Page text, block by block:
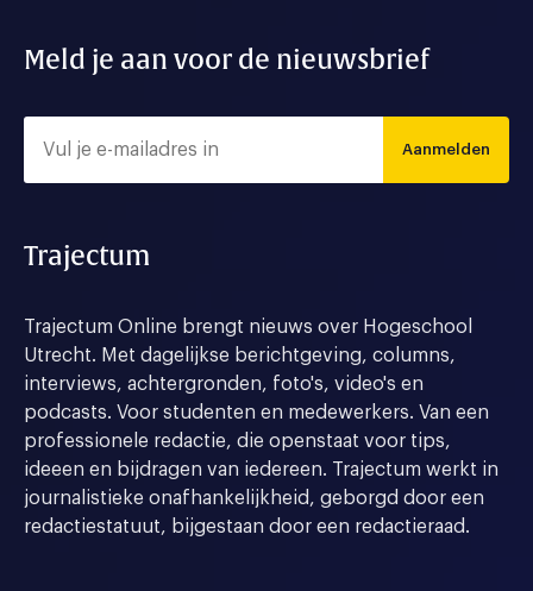
Meld je aan voor de nieuwsbrief
Aanmelden
Trajectum
Trajectum Online brengt nieuws over Hogeschool
Utrecht. Met dagelijkse berichtgeving, columns,
interviews, achtergronden, foto's, video's en
podcasts. Voor studenten en medewerkers. Van een
professionele redactie, die openstaat voor tips,
ideeen en bijdragen van iedereen. Trajectum werkt in
journalistieke onafhankelijkheid, geborgd door een
redactiestatuut, bijgestaan door een redactieraad.